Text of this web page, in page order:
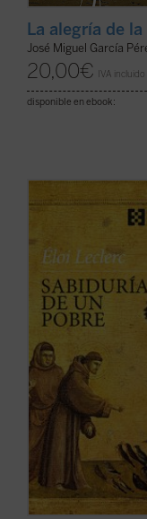
La alegría de
José Miguel García
20,00€ IVA incluido
disponible en ebook:
No se trata de un
biografía al uso, sino
profundamente fiel,
experiencia
historia viva y
Esta edición ofrece
ficha)